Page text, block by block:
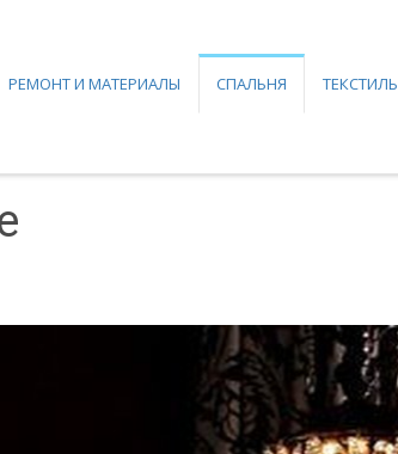
РЕМОНТ И МАТЕРИАЛЫ СПАЛЬНЯ ТЕКСТИЛЬ